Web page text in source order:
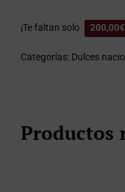
¡Te faltan solo 200,00€
Categorías: Dulces
Productos